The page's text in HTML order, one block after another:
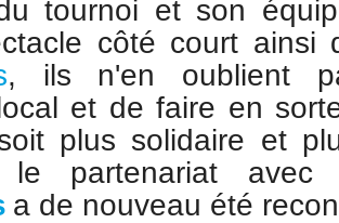
tournoi et son
côté court
, ils n'en oublient
et de faire en
plus solidaire et
le partenariat
a de nouveau été